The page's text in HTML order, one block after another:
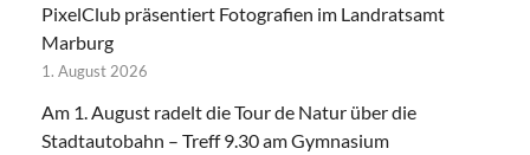
PixelClub präsentiert Fotografien im Landratsamt
Marburg
1. August 2026
Am 1. August radelt die Tour de Natur über die
Stadtautobahn – Treff 9.30 am Gymnasium